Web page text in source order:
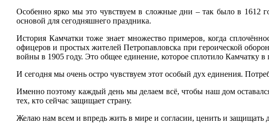
Особенно ярко мы это чувствуем в сложные дни – так было в 1612
основой для сегодняшнего праздника.
История Камчатки тоже знает множество примеров, когда
офицеров и простых жителей Петропавловска при героической
войны в 1905 году. Это общее единение, которое сплотило Камчатку
И сегодня мы очень остро чувствуем этот особый дух единения.
Именно поэтому каждый день мы делаем всё, чтобы наш дом
тех, кто сейчас защищает страну.
Желаю нам всем и впредь жить в мире и согласии, ценить и защищать